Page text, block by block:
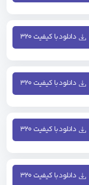
دانلود با کیفیت ۳۲۰
دانلود با کیفیت ۳۲۰
دانلود با کیفیت ۳۲۰
دانلود با کیفیت ۳۲۰